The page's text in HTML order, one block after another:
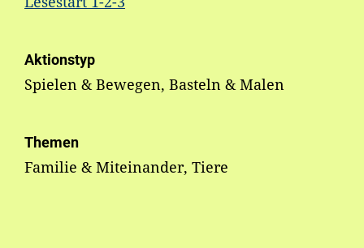
Aktionstyp
Spielen & Bewegen, Basteln & Malen
Themen
Familie & Miteinander, Tiere